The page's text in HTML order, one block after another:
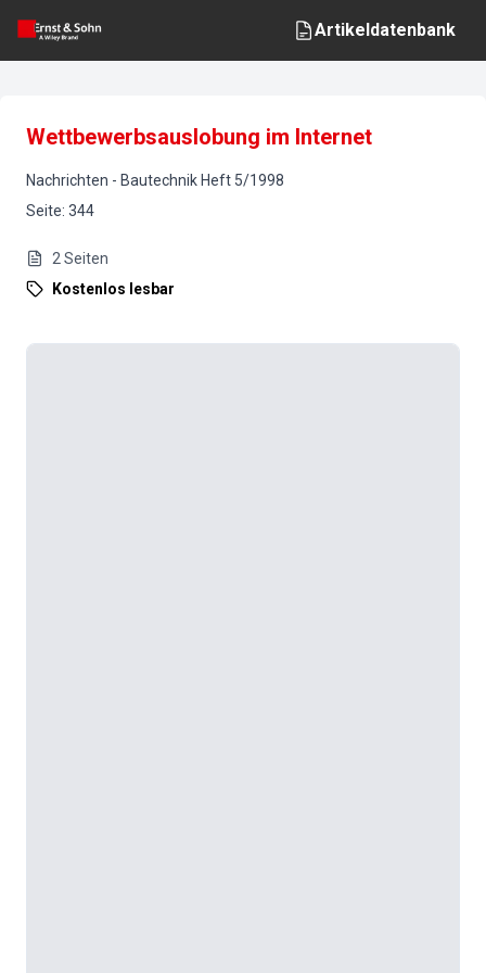
Artikeldatenbank
Wettbewerbsauslobung im Internet
Nachrichten - Bautechnik Heft 5/1998
Seite: 344
2 Seiten
Kostenlos lesbar